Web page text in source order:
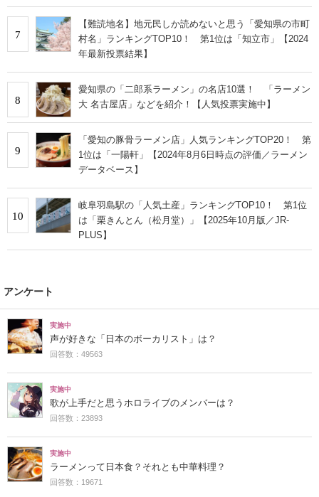
7
【難読地名】地元民しか読めないと思う「愛知県の市町
村名」ランキングTOP10！ 第1位は「知立市」【2024
年最新投票結果】
8
愛知県の「二郎系ラーメン」の名店10選！ 「ラーメン
大 名古屋店」などを紹介！【人気投票実施中】
9
「愛知の豚骨ラーメン店」人気ランキングTOP20！ 第
1位は「一陽軒」【2024年8月6日時点の評価／ラーメン
データベース】
10
岐阜羽島駅の「人気土産」ランキングTOP10！ 第1位
は「栗きんとん（松月堂）」【2025年10月版／JR-
PLUS】
アンケート
実施中
声が好きな「日本のボーカリスト」は？
回答数：49563
実施中
歌が上手だと思うホロライブのメンバーは？
回答数：23893
実施中
ラーメンって日本食？それとも中華料理？
回答数：19671